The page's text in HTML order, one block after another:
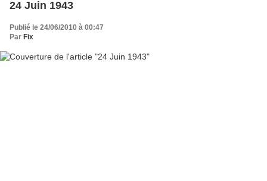
24 Juin 1943
Publié le 24/06/2010 à 00:47
Par Fix